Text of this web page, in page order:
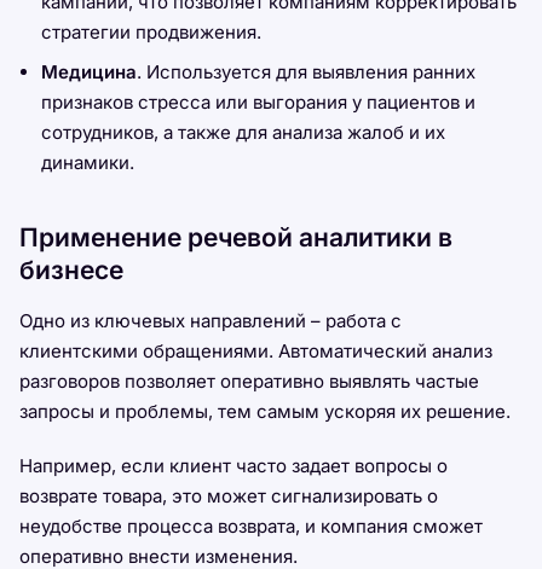
стратегии продвижения.
Медицина. Используется для выявления ранних
признаков стресса или выгорания у пациентов и
сотрудников, а также для анализа жалоб и их
динамики.
Применение речевой аналитики в
бизнесе
Одно из ключевых направлений – работа с
клиентскими обращениями. Автоматический анализ
разговоров позволяет оперативно выявлять частые
запросы и проблемы, тем самым ускоряя их решение.
Например, если клиент часто задает вопросы о
возврате товара, это может сигнализировать о
неудобстве процесса возврата, и компания сможет
оперативно внести изменения.